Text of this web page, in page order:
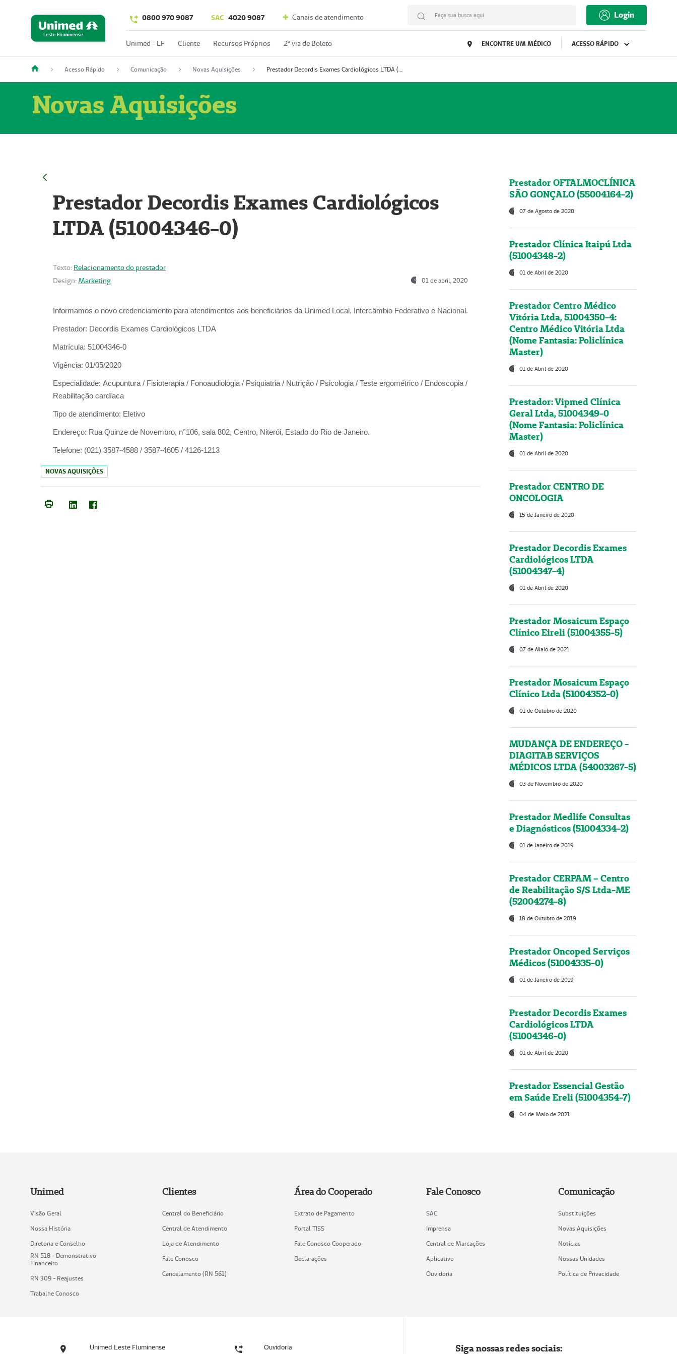
0800 970 9087 SAC 4020 9087 Canais de atendimento Faça sua busca aqui Login
Unimed - LF Cliente Recursos Próprios 2º via de Boleto ENCONTRE UM MÉDICO ACESSO RÁPIDO
Acesso Rápido Comunicação Novas Aquisições Prestador Decordis Exames Cardiológicos LTDA (51004346-0)
Novas Aquisições
Prestador Decordis Exames Cardiológicos
LTDA (51004346-0)
Texto: Relacionamento do prestador
Design: Marketing 01 de abril, 2020
Informamos o novo credenciamento para atendimentos aos beneficiários da Unimed Local, Intercâmbio Federativo e Nacional.
Prestador: Decordis Exames Cardiológicos LTDA
Matrícula: 51004346-0
Vigência: 01/05/2020
Especialidade: Acupuntura / Fisioterapia / Fonoaudiologia / Psiquiatria / Nutrição / Psicologia / Teste ergométrico / Endoscopia /
Reabilitação cardíaca
Tipo de atendimento: Eletivo
Endereço: Rua Quinze de Novembro, n°106, sala 802, Centro, Niterói, Estado do Rio de Janeiro.
Telefone: (021) 3587-4588 / 3587-4605 / 4126-1213
NOVAS AQUISIÇÕES
Prestador OFTALMOCLÍNICA
SÃO GONÇALO (55004164-2)
07 de Agosto de 2020
Prestador Clínica Itaipú Ltda
(51004348-2)
01 de Abril de 2020
Prestador Centro Médico
Vitória Ltda, 51004350-4:
Centro Médico Vitória Ltda
(Nome Fantasia: Policlínica
Master)
01 de Abril de 2020
Prestador: Vipmed Clínica
Geral Ltda, 51004349-0
(Nome Fantasia: Policlínica
Master)
01 de Abril de 2020
Prestador CENTRO DE
ONCOLOGIA
15 de Janeiro de 2020
Prestador Decordis Exames
Cardiológicos LTDA
(51004347-4)
01 de Abril de 2020
Prestador Mosaicum Espaço
Clínico Eireli (51004355-5)
07 de Maio de 2021
Prestador Mosaicum Espaço
Clínico Ltda (51004352-0)
01 de Outubro de 2020
MUDANÇA DE ENDEREÇO -
DIAGITAB SERVIÇOS
MÉDICOS LTDA (54003267-5)
03 de Novembro de 2020
Prestador Medlife Consultas
e Diagnósticos (51004334-2)
01 de Janeiro de 2019
Prestador CERPAM – Centro
de Reabilitação S/S Ltda-ME
(52004274-8)
18 de Outubro de 2019
Prestador Oncoped Serviços
Médicos (51004335-0)
01 de Janeiro de 2019
Prestador Decordis Exames
Cardiológicos LTDA
(51004346-0)
01 de Abril de 2020
Prestador Essencial Gestão
em Saúde Ereli (51004354-7)
04 de Maio de 2021
Unimed
Visão Geral
Nossa História
Diretoria e Conselho
RN 518 - Demonstrativo
Financeiro
RN 309 - Reajustes
Trabalhe Conosco
Clientes
Central do Beneficiário
Central de Atendimento
Loja de Atendimento
Fale Conosco
Cancelamento (RN 561)
Área do Cooperado
Extrato de Pagamento
Portal TISS
Fale Conosco Cooperado
Declarações
Fale Conosco
SAC
Imprensa
Central de Marcações
Aplicativo
Ouvidoria
Comunicação
Substituições
Novas Aquisições
Notícias
Nossas Unidades
Política de Privacidade
Unimed Leste Fluminense Ouvidoria Siga nossas redes sociais: